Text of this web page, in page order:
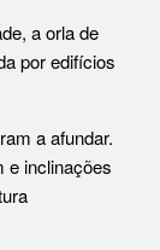
a orla de
por edifícios
a afundar.
e inclinações